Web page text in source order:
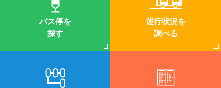
バス停を
探す
運行状況を
調べる